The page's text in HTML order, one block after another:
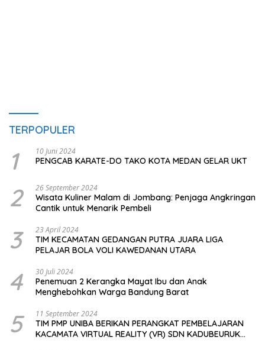
TERPOPULER
1 10 Juni 2024
PENGCAB KARATE-DO TAKO KOTA MEDAN GELAR UKT
2 26 September 2024
Wisata Kuliner Malam di Jombang: Penjaga Angkringan
Cantik untuk Menarik Pembeli
3 23 April 2024
TIM KECAMATAN GEDANGAN PUTRA JUARA LIGA
PELAJAR BOLA VOLI KAWEDANAN UTARA
4 30 Juli 2024
Penemuan 2 Kerangka Mayat Ibu dan Anak
Menghebohkan Warga Bandung Barat
5 11 September 2024
TIM PMP UNIBA BERIKAN PERANGKAT PEMBELAJARAN
KACAMATA VIRTUAL REALITY (VR) SDN KADUBEURUK